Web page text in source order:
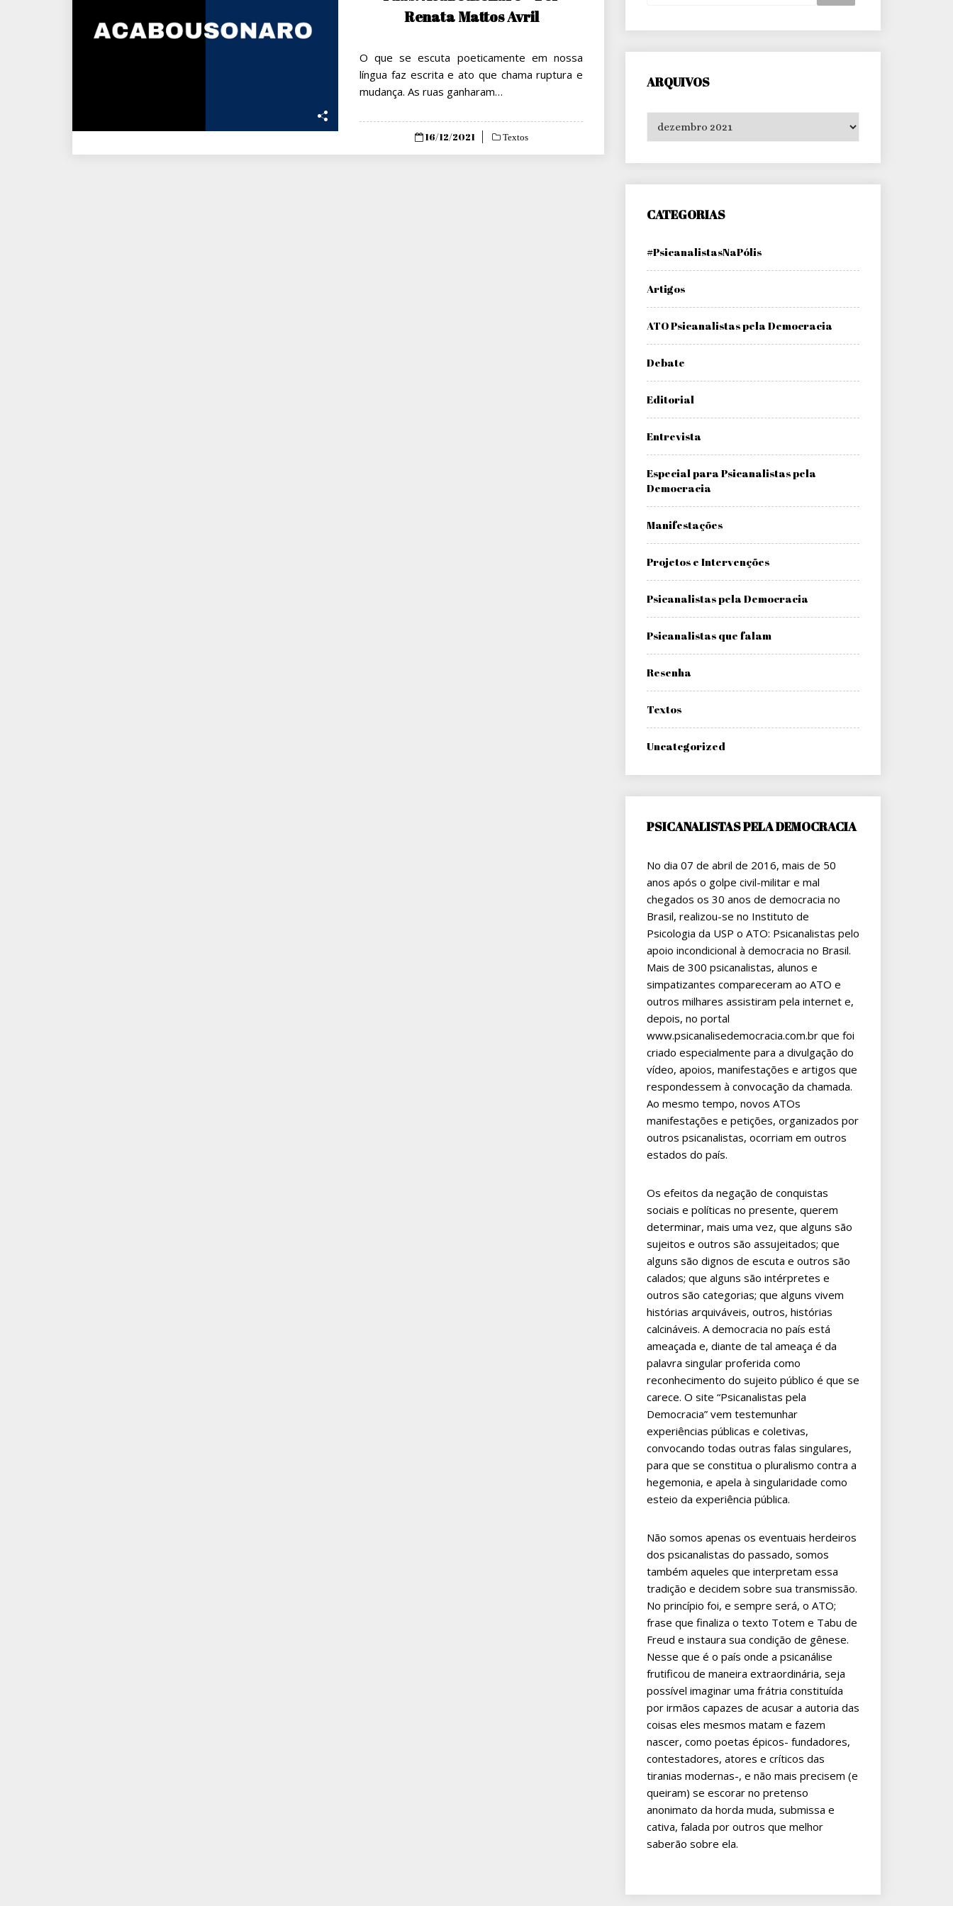
Renata Mattos Avril
O que se escuta poeticamente em nossa
língua faz escrita e ato que chama ruptura e
mudança. As ruas ganharam…
Posted
16/12/2021 Textos
ARQUIVOS
CATEGORIAS
#PsicanalistasNaPólis
Artigos
ATO Psicanalistas pela Democracia
Debate
Editorial
Entrevista
Especial para Psicanalistas pela
Democracia
Manifestações
Projetos e Intervenções
Psicanalistas pela Democracia
Psicanalistas que falam
Resenha
Textos
Uncategorized
PSICANALISTAS PELA DEMOCRACIA
No dia 07 de abril de 2016, mais de 50
anos após o golpe civil-militar e mal
chegados os 30 anos de democracia no
Brasil, realizou-se no Instituto de
Psicologia da USP o ATO: Psicanalistas pelo
apoio incondicional à democracia no Brasil.
Mais de 300 psicanalistas, alunos e
simpatizantes compareceram ao ATO e
outros milhares assistiram pela internet e,
depois, no portal
www.psicanalisedemocracia.com.br que foi
criado especialmente para a divulgação do
vídeo, apoios, manifestações e artigos que
respondessem à convocação da chamada.
Ao mesmo tempo, novos ATOs
manifestações e petições, organizados por
outros psicanalistas, ocorriam em outros
estados do país.
Os efeitos da negação de conquistas
sociais e políticas no presente, querem
determinar, mais uma vez, que alguns são
sujeitos e outros são assujeitados; que
alguns são dignos de escuta e outros são
calados; que alguns são intérpretes e
outros são categorias; que alguns vivem
histórias arquiváveis, outros, histórias
calcináveis. A democracia no país está
ameaçada e, diante de tal ameaça é da
palavra singular proferida como
reconhecimento do sujeito público é que se
carece. O site “Psicanalistas pela
Democracia” vem testemunhar
experiências públicas e coletivas,
convocando todas outras falas singulares,
para que se constitua o pluralismo contra a
hegemonia, e apela à singularidade como
esteio da experiência pública.
Não somos apenas os eventuais herdeiros
dos psicanalistas do passado, somos
também aqueles que interpretam essa
tradição e decidem sobre sua transmissão.
No princípio foi, e sempre será, o ATO;
frase que finaliza o texto Totem e Tabu de
Freud e instaura sua condição de gênese.
Nesse que é o país onde a psicanálise
frutificou de maneira extraordinária, seja
possível imaginar uma frátria constituída
por irmãos capazes de acusar a autoria das
coisas eles mesmos matam e fazem
nascer, como poetas épicos- fundadores,
contestadores, atores e críticos das
tiranias modernas-, e não mais precisem (e
queiram) se escorar no pretenso
anonimato da horda muda, submissa e
cativa, falada por outros que melhor
saberão sobre ela.